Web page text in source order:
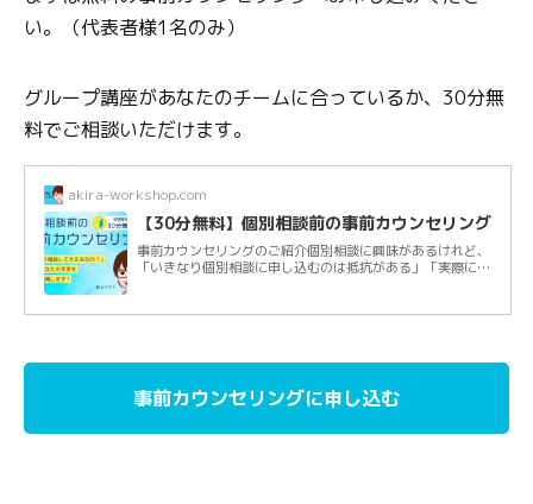
い。（代表者様1名のみ）
グループ講座があなたのチームに合っているか、30分無
料でご相談いただけます。
akira-workshop.com
【30分無料】個別相談前の事前カウンセリング
事前カウンセリングのご紹介個別相談に興味があるけれど、
「いきなり個別相談に申し込むのは抵抗がある」「実際に話
事前カウンセリングに申し込む